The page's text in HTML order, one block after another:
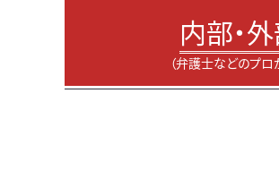
内部・
（弁護士などのプロ